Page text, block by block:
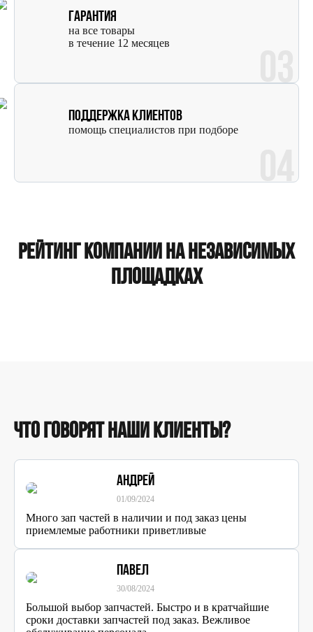
Гарантия
на все товары
в течение 12 месяцев
Поддержка клиентов
помощь специалистов при подборе
Рейтинг компании на независимых
площадках
Что говорят наши клиенты?
Андрей
01/09/2024
Много зап частей в наличии и под заказ цены
приемлемые работники приветливые
Павел
30/08/2024
Большой выбор запчастей. Быстро и в кратчайшие
сроки доставки запчастей под заказ. Вежливое